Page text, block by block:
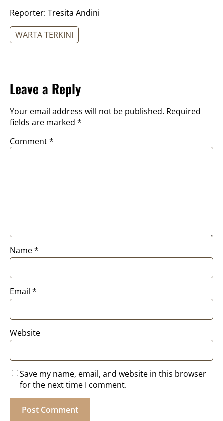
Reporter: Tresita Andini
WARTA TERKINI
Leave a Reply
Your email address will not be published. Required
fields are marked *
Comment*
Name*
Email *
Website
Save my name, email, and website in this browser
for the next time I comment.